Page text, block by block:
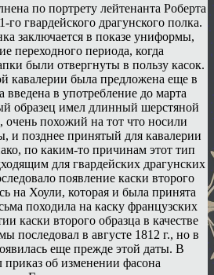
по портрету лейтенанта Роберта
гвардейского драгунского полка.
заключается в показе униформы,
переходного периода, когда
были отвергнуты в пользу касок.
кавалерии была предложена еще в
введена в употребление до марта
образец имел длинный шерстяной
очень похожий на тот что носили
и позднее принятый для кавалерии
по каким-то причинам этот тип
для гвардейских драгунских
появление каски второго
на Хоули, которая и была принята
походила на каску французских
каски второго образца в качестве
последовал в августе 1812 г., но в
еще прежде этой даты. В
приказ об изменении фасона